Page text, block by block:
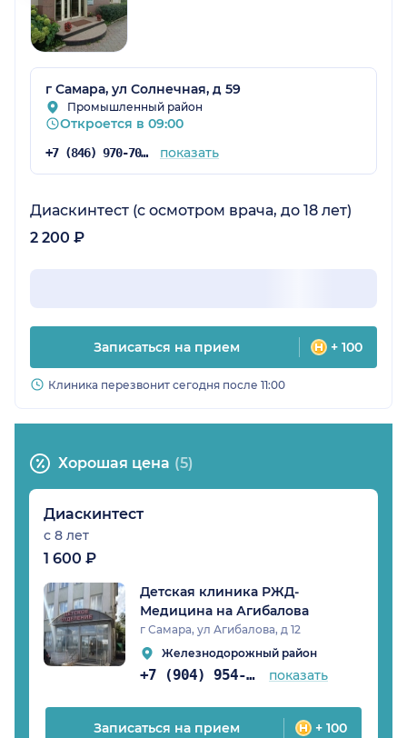
г Самара, ул Солнечная, д 59
Промышленный район
Откроется в 09:00
+7 (846) 970-70-83 показать
Диаскинтест (с осмотром врача, до 18 лет)
2 200 ₽
Записаться на прием + 100
Клиника перезвонит сегодня после 11:00
Хорошая цена (5)
Диаскинтест
с 8 лет
1 600 ₽
Детская клиника РЖД-
Медицина на Агибалова
г Самара, ул Агибалова, д 12
Железнодорожный район
+7 (904) 954-23-90 показать
Записаться на прием + 100